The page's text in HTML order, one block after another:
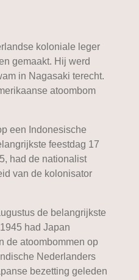
koloniale leger
gemaakt. Hij werd
in Nagasaki terecht.
atoombom
een Indonesische
feestdag 17
had de nationalist
van de kolonisator
de belangrijkste
had Japan
de atoombommen op
Nederlanders
bezetting geleden